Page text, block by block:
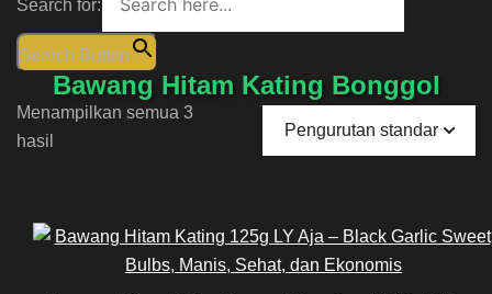
Search for:
Search Button
Bawang Hitam Kating Bonggol
Menampilkan semua 3
hasil